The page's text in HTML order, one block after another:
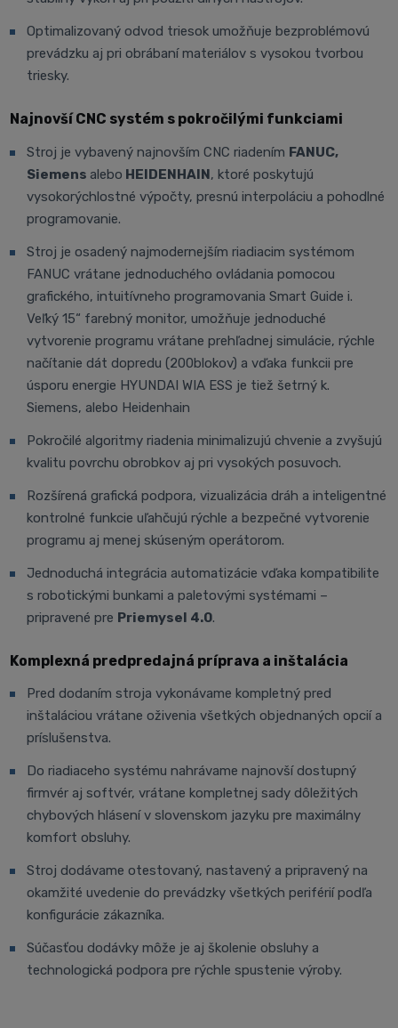
Optimalizovaný odvod triesok umožňuje bezproblémovú
prevádzku aj pri obrábaní materiálov s vysokou tvorbou
triesky.
Najnovší CNC systém s pokročilými funkciami
Stroj je vybavený najnovším CNC riadením FANUC,
Siemens alebo HEIDENHAIN, ktoré poskytujú
vysokorýchlostné výpočty, presnú interpoláciu a pohodlné
programovanie.
Stroj je osadený najmodernejším riadiacim systémom
FANUC vrátane jednoduchého ovládania pomocou
grafického, intuitívneho programovania Smart Guide i.
Veľký 15“ farebný monitor, umožňuje jednoduché
vytvorenie programu vrátane prehľadnej simulácie, rýchle
načítanie dát dopredu (200blokov) a vďaka funkcii pre
úsporu energie HYUNDAI WIA ESS je tiež šetrný k.
Siemens, alebo Heidenhain
Pokročilé algoritmy riadenia minimalizujú chvenie a zvyšujú
kvalitu povrchu obrobkov aj pri vysokých posuvoch.
Rozšírená grafická podpora, vizualizácia dráh a inteligentné
kontrolné funkcie uľahčujú rýchle a bezpečné vytvorenie
programu aj menej skúseným operátorom.
Jednoduchá integrácia automatizácie vďaka kompatibilite
s robotickými bunkami a paletovými systémami –
pripravené pre Priemysel 4.0.
Komplexná predpredajná príprava a inštalácia
Pred dodaním stroja vykonávame kompletný pred
inštaláciou vrátane oživenia všetkých objednaných opcií a
príslušenstva.
Do riadiaceho systému nahrávame najnovší dostupný
firmvér aj softvér, vrátane kompletnej sady dôležitých
chybových hlásení v slovenskom jazyku pre maximálny
komfort obsluhy.
Stroj dodávame otestovaný, nastavený a pripravený na
okamžité uvedenie do prevádzky všetkých periférií podľa
konfigurácie zákazníka.
Súčasťou dodávky môže je aj školenie obsluhy a
technologická podpora pre rýchle spustenie výroby.